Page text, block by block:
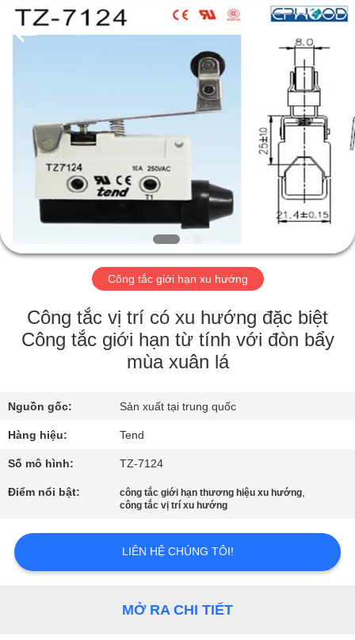
SẢN
PHẨM
CHÚNG
TÔI
CHUYẾN
THAM
MÁY
KIỂM
SOÁT
LƯỢNG
Suzhou
Ephood
Automation
Equipment
Công tắc giới hạn xu hướng
Công tắc vị trí có xu hướng đặc biệt
Công tắc giới hạn từ tính với đòn bẩy
mùa xuân lá
Nguồn gốc: Sản xuất tại trung quốc
Hàng hiệu: Tend
Số mô hình: TZ-7124
Điểm nổi bật: công tắc giới hạn thương hiệu xu hướng,
công tắc vị trí xu hướng
LIÊN HỆ CHÚNG TÔI!
MỞ RA CHI TIẾT